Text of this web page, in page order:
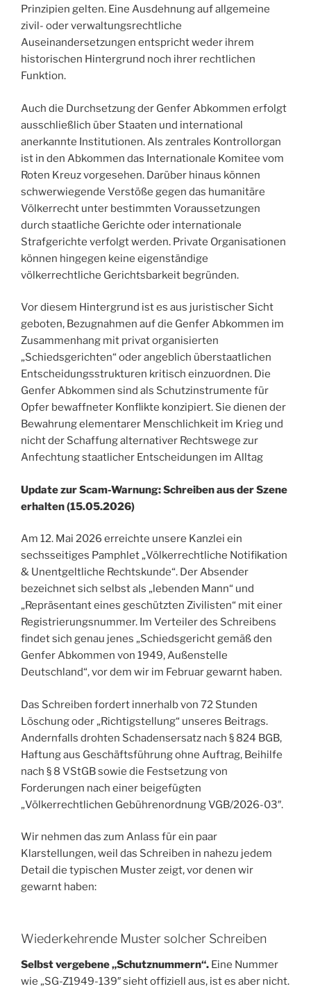
Prinzipien gelten. Eine Ausdehnung auf allgemeine
zivil- oder verwaltungsrechtliche
Auseinandersetzungen entspricht weder ihrem
historischen Hintergrund noch ihrer rechtlichen
Funktion.
Auch die Durchsetzung der Genfer Abkommen erfolgt
ausschließlich über Staaten und international
anerkannte Institutionen. Als zentrales Kontrollorgan
ist in den Abkommen das Internationale Komitee vom
Roten Kreuz vorgesehen. Darüber hinaus können
schwerwiegende Verstöße gegen das humanitäre
Völkerrecht unter bestimmten Voraussetzungen
durch staatliche Gerichte oder internationale
Strafgerichte verfolgt werden. Private Organisationen
können hingegen keine eigenständige
völkerrechtliche Gerichtsbarkeit begründen.
Vor diesem Hintergrund ist es aus juristischer Sicht
geboten, Bezugnahmen auf die Genfer Abkommen im
Zusammenhang mit privat organisierten
„Schiedsgerichten“ oder angeblich überstaatlichen
Entscheidungsstrukturen kritisch einzuordnen. Die
Genfer Abkommen sind als Schutzinstrumente für
Opfer bewaffneter Konflikte konzipiert. Sie dienen der
Bewahrung elementarer Menschlichkeit im Krieg und
nicht der Schaffung alternativer Rechtswege zur
Anfechtung staatlicher Entscheidungen im Alltag
Update zur Scam-Warnung: Schreiben aus der Szene
erhalten (15.05.2026)
Am 12. Mai 2026 erreichte unsere Kanzlei ein
sechsseitiges Pamphlet „Völkerrechtliche Notifikation
& Unentgeltliche Rechtskunde“. Der Absender
bezeichnet sich selbst als „lebenden Mann“ und
„Repräsentant eines geschützten Zivilisten“ mit einer
Registrierungsnummer. Im Verteiler des Schreibens
findet sich genau jenes „Schiedsgericht gemäß den
Genfer Abkommen von 1949, Außenstelle
Deutschland“, vor dem wir im Februar gewarnt haben.
Das Schreiben fordert innerhalb von 72 Stunden
Löschung oder „Richtigstellung“ unseres Beitrags.
Andernfalls drohten Schadensersatz nach § 824 BGB,
Haftung aus Geschäftsführung ohne Auftrag, Beihilfe
nach § 8 VStGB sowie die Festsetzung von
Forderungen nach einer beigefügten
„Völkerrechtlichen Gebührenordnung VGB/2026-03″.
Wir nehmen das zum Anlass für ein paar
Klarstellungen, weil das Schreiben in nahezu jedem
Detail die typischen Muster zeigt, vor denen wir
gewarnt haben:
Wiederkehrende Muster solcher Schreiben
Selbst vergebene „Schutznummern“. Eine Nummer
wie „SG-Z1949-139″ sieht offiziell aus, ist es aber nicht.